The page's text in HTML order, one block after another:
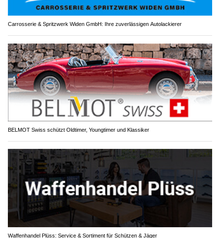
Carrosserie & Spritzwerk Widen GmbH: Ihre zuverlässigen Autolackierer
BELMOT Swiss schützt Oldtimer, Youngtimer und Klassiker
Waffenhandel Plüss: Service & Sortiment für Schützen & Jäger